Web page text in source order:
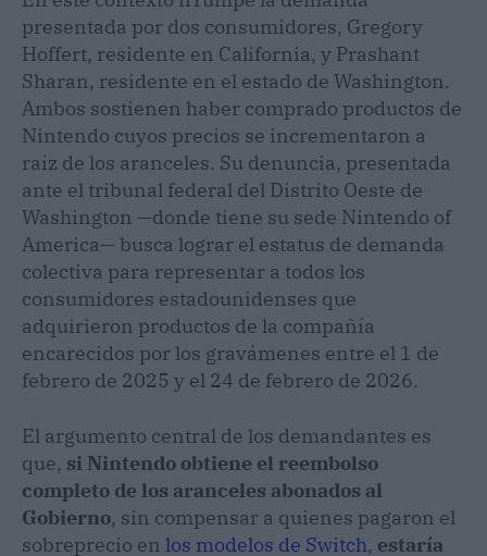
presentada por dos consumidores, Gregory
Hoffert, residente en California, y Prashant
Sharan, residente en el estado de Washington.
Ambos sostienen haber comprado productos de
Nintendo cuyos precios se incrementaron a
raíz de los aranceles. Su denuncia, presentada
ante el tribunal federal del Distrito Oeste de
Washington —donde tiene su sede Nintendo of
America— busca lograr el estatus de demanda
colectiva para representar a todos los
consumidores estadounidenses que
adquirieron productos de la compañía
encarecidos por los gravámenes entre el 1 de
febrero de 2025 y el 24 de febrero de 2026.
El argumento central de los demandantes es
que, si Nintendo obtiene el reembolso
completo de los aranceles abonados al
Gobierno, sin compensar a quienes pagaron el
sobreprecio en los modelos de Switch, estaría